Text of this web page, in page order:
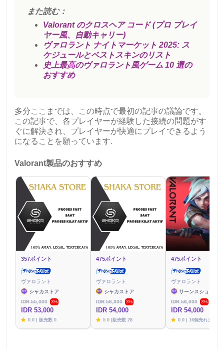
また読む：
Valorant のクロスヘア コード (プロ プレイ
ヤー風、自動キャリー)
ヴァロラント ナイトマーケット 2025: ス
ケジュールとベストスキンのリスト
史上最高のヴァロラント風ゲーム 10 選の
おすすめ
多分ここまでは、この時点で最初の記事の議論です。
この記事で、各プレイヤーが経験した接続の問題がす
ぐに解決され、プレイヤーが快適にプレイできるよう
になることを願っています.
Valorant製品のおすすめ
357ポイント
ヴァロラント
シャカストア
IDR 55,000
3%
IDR 53,000
0.0 | 販売数 0
475ポイント
ヴァロラント
シャカストア
IDR 56,000
3%
IDR 54,000
5.0 |販売数 28
475ポイント
ヴァロラント
サーンスショップ
IDR 56,000
3%
IDR 54,000
0.0 | 16個売れました